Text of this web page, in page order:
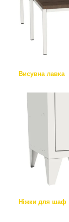
Висувна лавка
Ніжки для шаф